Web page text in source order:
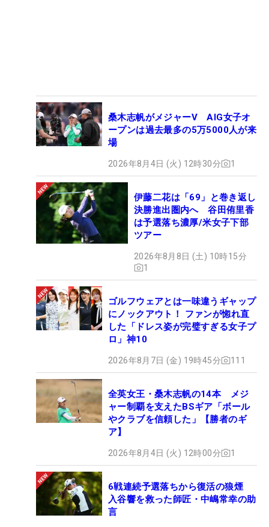
桑木志帆がメジャーV AIG女子オ
ープンは過去最多の5万5000人が来
場
2026年8月4日 (火) 12時30分 1
伊藤二花は「69」と巻き返し
決勝進出圏内へ 谷田侑里香
は予選落ち濃厚/米女子下部
ツアー
2026年8月8日 (土) 10時15分
1
ゴルフウェアとは一味違うギャップ
にノックアウト！ ファンが惚れ直
した「ドレス姿が完璧すぎる女子プ
ロ」神10
2026年8月7日 (金) 19時45分 111
全英女王・桑木志帆の14本 メジ
ャー制覇を支えたBSギア「ボール
やクラブを信頼した」【勝者のギ
ア】
2026年8月4日 (火) 12時00分 1
6戦連続予選落ちから復活の狼煙
入谷響を救った師匠・中嶋常幸の助
言